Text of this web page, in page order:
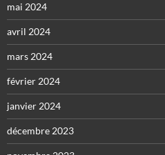
mai 2024
avril 2024
mars 2024
février 2024
janvier 2024
décembre 2023